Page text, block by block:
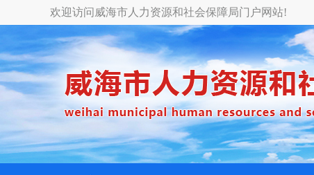
欢迎访问威海市人力资源和社会保障局门户网站!